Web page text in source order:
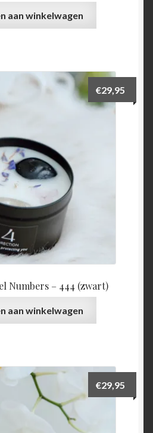
aan winkelwagen
Numbers – 444 (zwart)
€29,95
aan winkelwagen
€29,95